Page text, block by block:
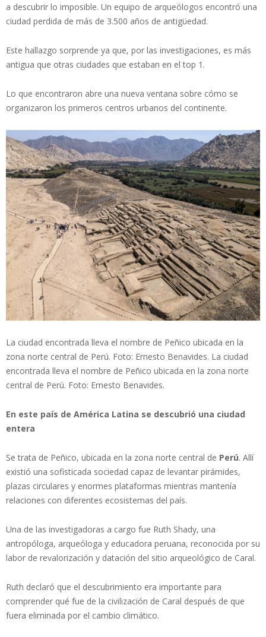
a descubrir lo imposible. Un equipo de arqueólogos encontró una
ciudad perdida de más de 3.500 años de antigüedad.
Este hallazgo sorprende ya que, por las investigaciones, es más
antigua que otras ciudades que estaban en el top 1.
Lo que encontraron abre una nueva ventana sobre cómo se
organizaron los primeros centros urbanos del continente.
La ciudad encontrada lleva el nombre de Peñico ubicada en la
zona norte central de Perú. Foto: Ernesto Benavides. La ciudad
encontrada lleva el nombre de Peñico ubicada en la zona norte
central de Perú. Foto: Ernesto Benavides.
En este país de América Latina se descubrió una ciudad
entera
Se trata de Peñico, ubicada en la zona norte central de Perú. Allí
existió una sofisticada sociedad capaz de levantar pirámides,
plazas circulares y enormes plataformas mientras mantenía
relaciones con diferentes ecosistemas del país.
Una de las investigadoras a cargo fue Ruth Shady, una
antropóloga, arqueóloga y educadora peruana, reconocida por su
labor de revalorización y datación del sitio arqueológico de Caral.
Ruth declaró que el descubrimiento era importante para
comprender qué fue de la civilización de Caral después de que
fuera eliminada por el cambio climático.